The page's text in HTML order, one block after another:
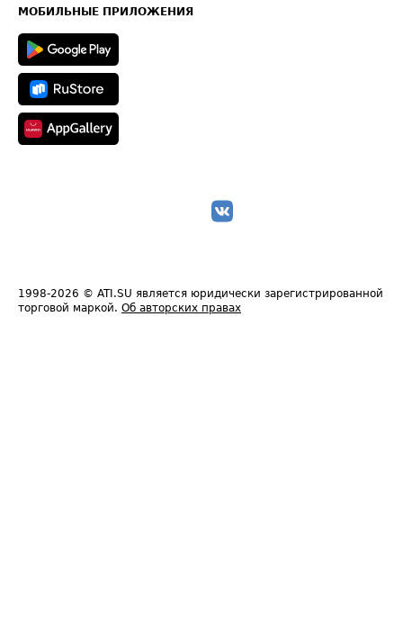
Техническая информация
МОБИЛЬНЫЕ ПРИЛОЖЕНИЯ
1998-2026 © ATI.SU является юридически зарегистрированной
торговой маркой. Об авторских правах